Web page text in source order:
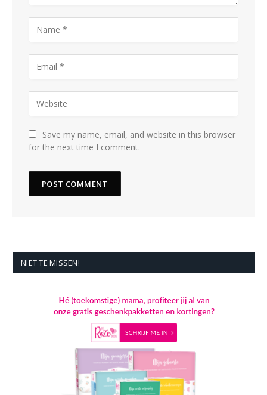
Save my name, email, and website in this browser
for the next time I comment.
NIET TE MISSEN!